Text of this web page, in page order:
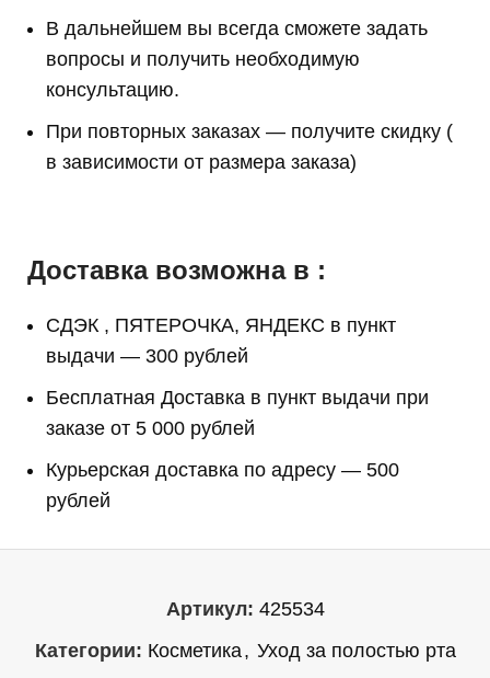
В дальнейшем вы всегда сможете задать
вопросы и получить необходимую
консультацию.
При повторных заказах — получите скидку (
в зависимости от размера заказа)
Доставка возможна в :
СДЭК , ПЯТЕРОЧКА, ЯНДЕКС в пункт
выдачи — 300 рублей
Бесплатная Доставка в пункт выдачи при
заказе от 5 000 рублей
Курьерская доставка по адресу — 500
рублей
Артикул: 425534
Категории: Косметика, Уход за полостью рта